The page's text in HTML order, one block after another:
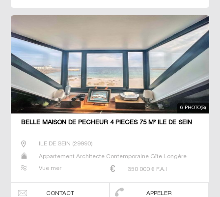
6 PHOTO(S)
BELLE MAISON DE PECHEUR 4 PIECES 75 M² ILE DE SEIN
ILE DE SEIN (29990)
Appartement Architecte Contemporaine Gîte Longère
Prestige Prestige Propriété Villa
Vue mer 350 000 € F.A.I
CONTACT APPELER